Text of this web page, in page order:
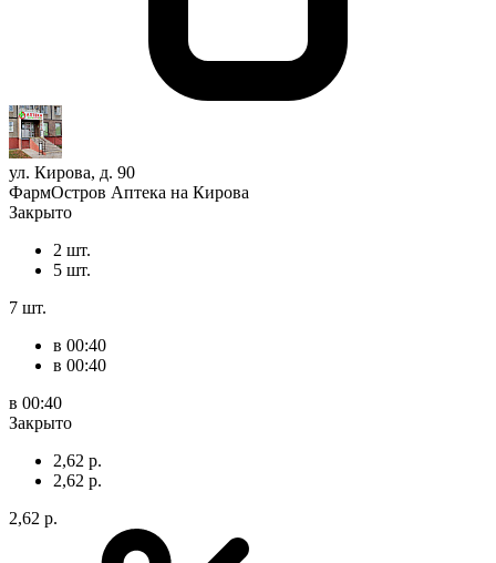
ул. Кирова, д. 90
ФармОстров Аптека на Кирова
Закрыто
2 шт.
5 шт.
7 шт.
в 00:40
в 00:40
в 00:40
Закрыто
2,62 р.
2,62 р.
2,62 р.